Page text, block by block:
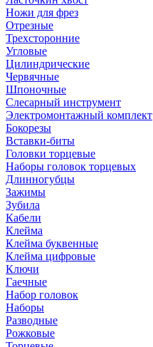
Ножи для фрез
Отрезные
Трехсторонние
Угловые
Цилиндрические
Червячные
Шпоночные
Слесарный инструмент
Электромонтажный комплект
Бокорезы
Вставки-биты
Головки торцевые
Наборы головок торцевых
Длинногубцы
Зажимы
Зубила
Кабели
Клейма
Клейма буквенные
Клейма цифровые
Ключи
Гаечные
Набор головок
Наборы
Разводные
Рожковые